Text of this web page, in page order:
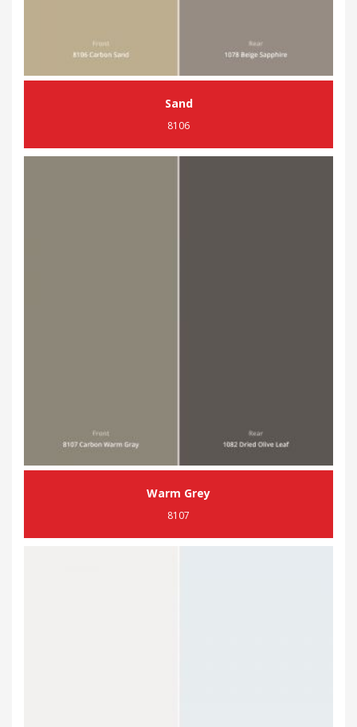
Sand
8106
Warm Grey
8107